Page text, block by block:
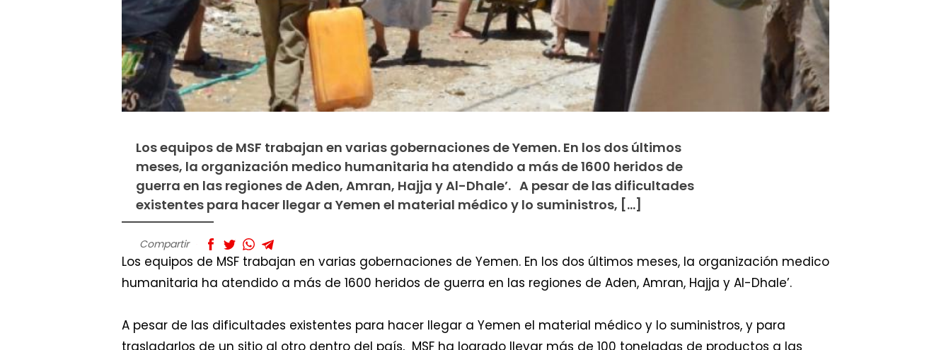
Los equipos de MSF trabajan en varias gobernaciones de Yemen. En los dos últimos
meses, la organización medico humanitaria ha atendido a más de 1600 heridos de
guerra en las regiones de Aden, Amran, Hajja y Al-Dhale’. A pesar de las dificultades
existentes para hacer llegar a Yemen el material médico y lo suministros, […]
Compartir
Los equipos de MSF trabajan en varias gobernaciones de Yemen. En los dos últimos meses, la organización medico
humanitaria ha atendido a más de 1600 heridos de guerra en las regiones de Aden, Amran, Hajja y Al-Dhale’.
A pesar de las dificultades existentes para hacer llegar a Yemen el material médico y lo suministros, y para
trasladarlos de un sitio al otro dentro del país, MSF ha logrado llevar más de 100 toneladas de productos a las